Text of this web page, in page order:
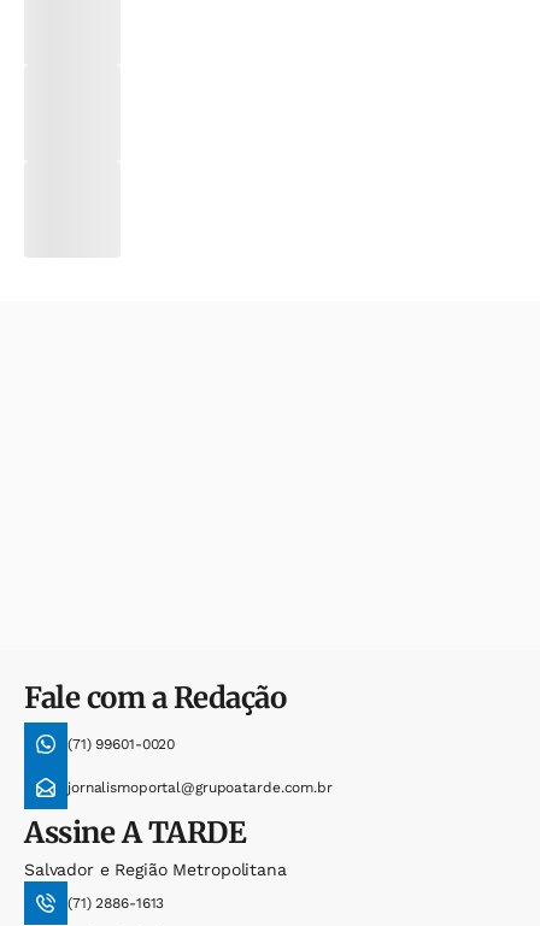
Fale com a Redação
(71) 99601-0020
jornalismoportal@grupoatarde.com.br
AssineA TARDE
Salvador e Região Metropolitana
(71) 2886-1613